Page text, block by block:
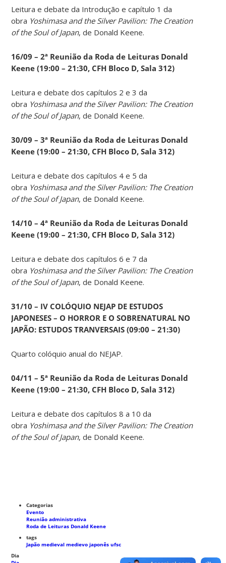
Leitura e debate da Introdução e capítulo 1 da
obra Yoshimasa and the Silver Pavilion: The Creation
of the Soul of Japan, de Donald Keene.
16/09 – 2ª Reunião da Roda de Leituras Donald
Keene (19:00 – 21:30, CFH Bloco D, Sala 312)
Leitura e debate dos capítulos 2 e 3 da
obra Yoshimasa and the Silver Pavilion: The Creation
of the Soul of Japan, de Donald Keene.
30/09 – 3ª Reunião da Roda de Leituras Donald
Keene (19:00 – 21:30, CFH Bloco D, Sala 312)
Leitura e debate dos capítulos 4 e 5 da
obra Yoshimasa and the Silver Pavilion: The Creation
of the Soul of Japan, de Donald Keene.
14/10 – 4ª Reunião da Roda de Leituras Donald
Keene (19:00 – 21:30, CFH Bloco D, Sala 312)
Leitura e debate dos capítulos 6 e 7 da
obra Yoshimasa and the Silver Pavilion: The Creation
of the Soul of Japan, de Donald Keene.
31/10 – IV COLÓQUIO NEJAP DE ESTUDOS
JAPONESES – O HORROR E O SOBRENATURAL NO
JAPÃO: ESTUDOS TRANVERSAIS (09:00 – 21:30)
Quarto colóquio anual do NEJAP.
04/11 – 5ª Reunião da Roda de Leituras Donald
Keene (19:00 – 21:30, CFH Bloco D, Sala 312)
Leitura e debate dos capítulos 8 a 10 da
obra Yoshimasa and the Silver Pavilion: The Creation
of the Soul of Japan, de Donald Keene.
Categorias
Evento
Reunião administrativa
Roda de Leituras Donald Keene
tags
Japão medievalmedievo japonêsufsc
Dia